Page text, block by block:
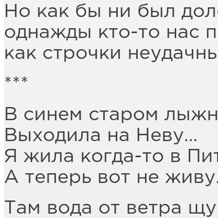
Но как бы ни был
однажды кто-то нас
как строчки
***
В синем старом
Выходила на Неву…
Я жила когда-то в
А теперь вот не
Там вода от ветра